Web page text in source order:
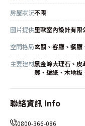
房屋狀況不限
圖片提供里歐室內設計有限
空間格局玄關、客廳、餐
主要建材黑金峰大理石、皮
簾、壁紙、木地
聯絡資訊 Info
0800-366-086